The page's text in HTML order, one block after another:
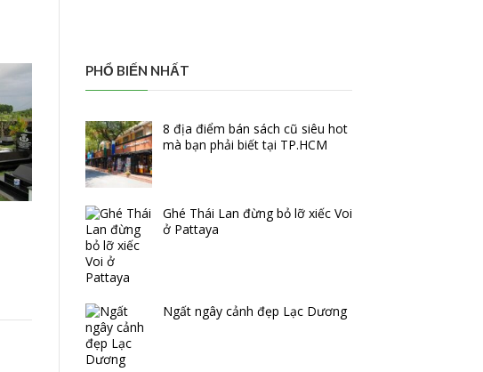
PHỔ BIẾN NHẤT
8 địa điểm bán sách cũ siêu hot
mà bạn phải biết tại TP.HCM
Ghé Thái Lan đừng bỏ lỡ xiếc Voi
ở Pattaya
Ngất ngây cảnh đẹp Lạc Dương